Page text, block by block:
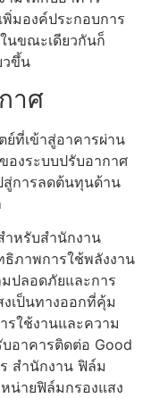
มองค์ประกอบการ
นขณะเดียวกันก็
วขึ้น
าศ
ที่เข้าสู่อาคารผ่าน
องระบบปรับอากาศ
สู่การลดต้นทุนด้าน
หรับสำนักงาน
ภาพการใช้พลังงาน
ปลอดภัยและการ
เป็นทางออกที่คุ้ม
รใช้งานและความ
อาคารติดต่อ Good
สำนักงาน ฟิล์ม
น่ายฟิล์มกรองแสง